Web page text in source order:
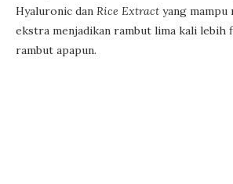
Hyaluronic dan Rice Extract yang
ekstra menjadikan rambut lima kali lebih
rambut apapun.